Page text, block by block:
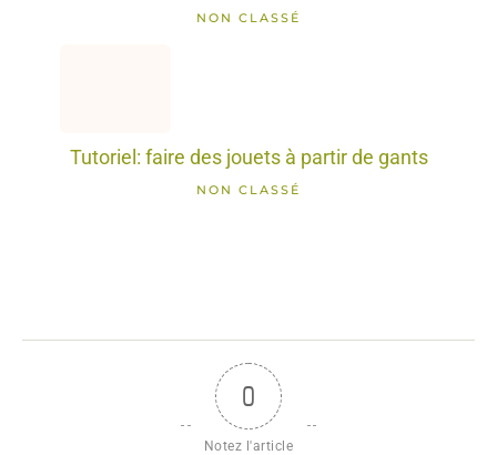
NON CLASSÉ
Tutoriel: faire des jouets à partir de gants
NON CLASSÉ
0
Notez l'article